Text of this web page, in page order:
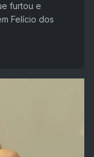
furtou e
Felício dos